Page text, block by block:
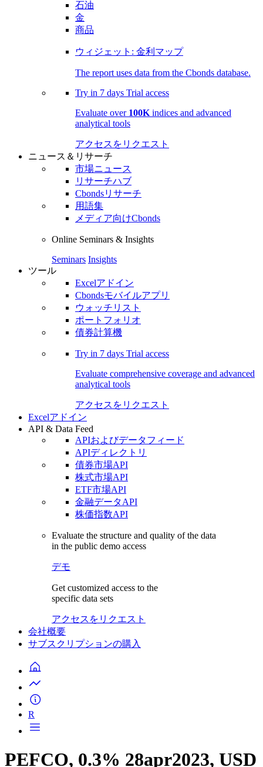
石油
金
商品
ウィジェット: 金利マップ
The report uses data from the Cbonds database.
Try in 7 days Trial access
Evaluate over 100K indices and advanced
analytical tools
アクセスをリクエスト
ニュース＆リサーチ
市場ニュース
リサーチハブ
Cbondsリサーチ
用語集
メディア向けCbonds
Online Seminars & Insights
Seminars Insights
ツール
Excelアドイン
Cbondsモバイルアプリ
ウォッチリスト
ポートフォリオ
債券計算機
Try in 7 days Trial access
Evaluate comprehensive coverage and advanced
analytical tools
アクセスをリクエスト
Excelアドイン
API & Data Feed
APIおよびデータフィード
APIディレクトリ
債券市場API
株式市場API
ETF市場API
金融データAPI
株価指数API
Evaluate the structure and quality of the data
in the public demo access
デモ
Get customized access to the
specific data sets
アクセスをリクエスト
会社概要
サブスクリプションの購入
R
PEFCO, 0.3% 28apr2023, USD